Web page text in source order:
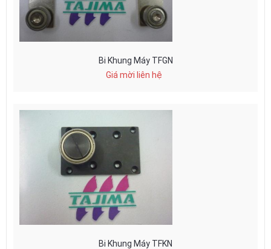
Bi Khung Máy TFGN
Giá mời liên hệ
Bi Khung Máy TFKN